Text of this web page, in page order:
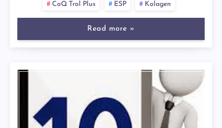
CoQ Trol Plus ESP Kolagen
Read more »